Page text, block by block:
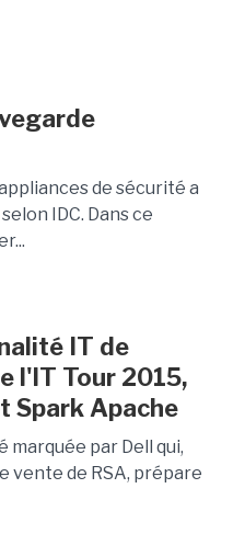
de sécurité a
IDC. Dans ce
IT de
l'IT Tour 2015,
Spark Apache
par Dell qui,
vente de RSA, prépare